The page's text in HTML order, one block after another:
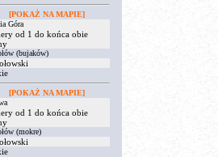
[POKAŻ NA MAPIE]
Góra
od 1 do końca obie
(bujaków)
[POKAŻ NA MAPIE]
od 1 do końca obie
(mokre)